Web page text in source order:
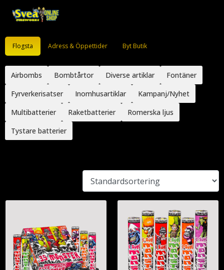
Flogsta Adress & Öppettider Byt Butik
Airbombs Bombtårtor Diverse artiklar
Fontäner
Fyrverkerisatser
Inomhusartiklar
Kampanj/Nyhet
Multibatterier
Raketbatterier
Romerska ljus
Tystare batterier